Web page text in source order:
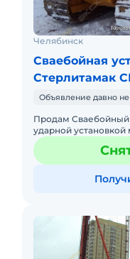
Челябинск
Сваебойная
Стерлитамак
Объявление давно
Продам Сваебойный
ударной установкой
состоянии! Есть
Сваебоя 2009 Год